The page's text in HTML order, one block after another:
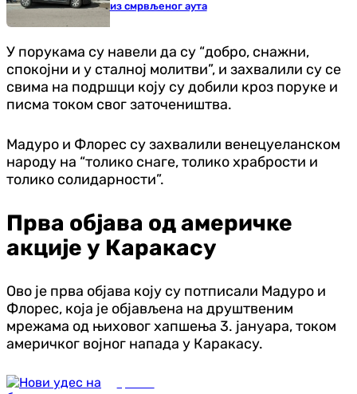
из смрвљеног аута
У порукама су навели да су “добро, снажни,
спокојни и у сталној молитви”, и захвалили су се
свима на подршци коју су добили кроз поруке и
писма током свог заточеништва.
Мадуро и Флорес су захвалили венецуеланском
народу на “толико снаге, толико храбрости и
толико солидарности”.
Прва објава од америчке
акције у Каракасу
Ово је прва објава коју су потписали Мадуро и
Флорес, која је објављена на друштвеним
мрежама од њиховог хапшења 3. јануара, током
америчког војног напада у Каракасу.